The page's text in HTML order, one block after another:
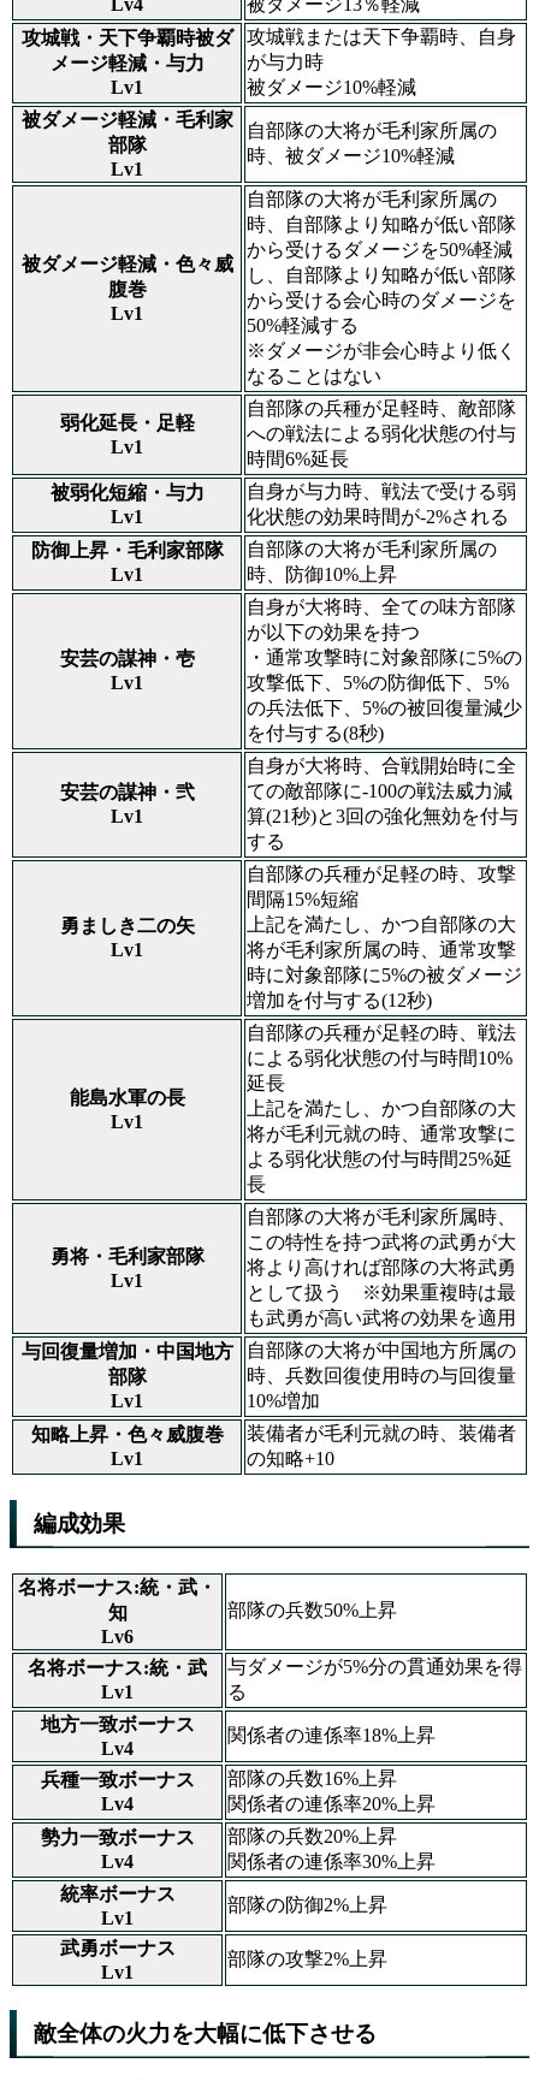
Lv4
被ダメージ13％軽減
攻城戦・天下争覇時被ダ
メージ軽減・与力
Lv1
攻城戦または天下争覇時、自身
が与力時
被ダメージ10%軽減
被ダメージ軽減・毛利家
部隊
Lv1
自部隊の大将が毛利家所属の
時、被ダメージ10%軽減
被ダメージ軽減・色々威
腹巻
Lv1
自部隊の大将が毛利家所属の
時、自部隊より知略が低い部隊
から受けるダメージを50%軽減
し、自部隊より知略が低い部隊
から受ける会心時のダメージを
50%軽減する
※ダメージが非会心時より低く
なることはない
弱化延長・足軽
Lv1
自部隊の兵種が足軽時、敵部隊
への戦法による弱化状態の付与
時間6%延長
被弱化短縮・与力
Lv1
自身が与力時、戦法で受ける弱
化状態の効果時間が-2%される
防御上昇・毛利家部隊
Lv1
自部隊の大将が毛利家所属の
時、防御10%上昇
安芸の謀神・壱
Lv1
自身が大将時、全ての味方部隊
が以下の効果を持つ
・通常攻撃時に対象部隊に5%の
攻撃低下、5%の防御低下、5%
の兵法低下、5%の被回復量減少
を付与する(8秒)
安芸の謀神・弐
Lv1
自身が大将時、合戦開始時に全
ての敵部隊に-100の戦法威力減
算(21秒)と3回の強化無効を付与
する
勇ましき二の矢
Lv1
自部隊の兵種が足軽の時、攻撃
間隔15%短縮
上記を満たし、かつ自部隊の大
将が毛利家所属の時、通常攻撃
時に対象部隊に5%の被ダメージ
増加を付与する(12秒)
能島水軍の長
Lv1
自部隊の兵種が足軽の時、戦法
による弱化状態の付与時間10%
延長
上記を満たし、かつ自部隊の大
将が毛利元就の時、通常攻撃に
よる弱化状態の付与時間25%延
長
勇将・毛利家部隊
Lv1
自部隊の大将が毛利家所属時、
この特性を持つ武将の武勇が大
将より高ければ部隊の大将武勇
として扱う ※効果重複時は最
も武勇が高い武将の効果を適用
与回復量増加・中国地方
部隊
Lv1
自部隊の大将が中国地方所属の
時、兵数回復使用時の与回復量
10%増加
知略上昇・色々威腹巻
Lv1
装備者が毛利元就の時、装備者
の知略+10
編成効果
名将ボーナス:統・武・
知
Lv6
部隊の兵数50%上昇
名将ボーナス:統・武
Lv1
与ダメージが5%分の貫通効果を得
る
地方一致ボーナス
Lv4
関係者の連係率18%上昇
兵種一致ボーナス
Lv4
部隊の兵数16%上昇
関係者の連係率20%上昇
勢力一致ボーナス
Lv4
部隊の兵数20%上昇
関係者の連係率30%上昇
統率ボーナス
Lv1
部隊の防御2%上昇
武勇ボーナス
Lv1
部隊の攻撃2%上昇
敵全体の火力を大幅に低下させる